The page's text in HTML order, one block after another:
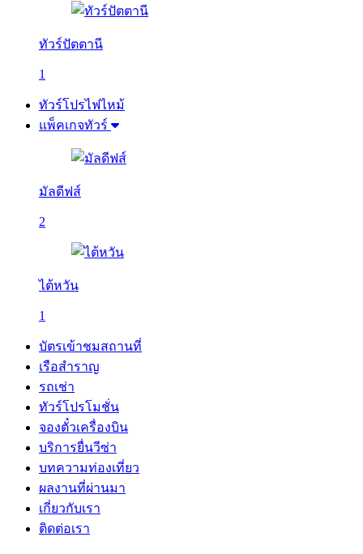
ทัวร์ปัตตานี
1
ทัวร์โปรไฟไหม้
แพ็คเกจทัวร์
มัลดีฟส์
2
ไต้หวัน
1
บัตรเข้าชมสถานที่
เรือสำราญ
รถเช่า
ทัวร์โปรโมชั่น
จองตั๋วเครื่องบิน
บริการยื่นวีซ่า
บทความท่องเที่ยว
ผลงานที่ผ่านมา
เกี่ยวกับเรา
ติดต่อเรา